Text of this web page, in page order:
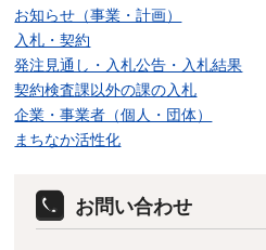
お知らせ（事業・計画）
入札・契約
発注見通し・入札公告・入札結果
契約検査課以外の課の入札
企業・事業者（個人・団体）
まちなか活性化
お問い合わせ